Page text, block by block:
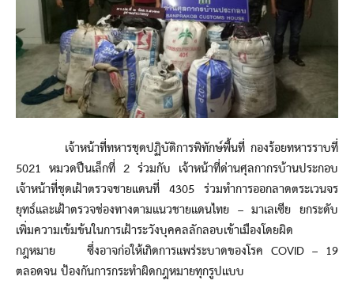
เจ้าหน้าที่ทหารชุดปฏิบัติการพิทักษ์พื้นที่ กองร้อยทหารราบที่
5021 หมวดปืนเล็กที่ 2 ร่วมกับ เจ้าหน้าที่ด่านศุลกากรบ้านประกอบ
เจ้าหน้าที่ชุดเฝ้าตรวจชายแดนที่ 4305 ร่วมทำการออกลาดตระเวนจร
ยุทธ์และเฝ้าตรวจช่องทางตามแนวชายแดนไทย – มาเลเซีย ยกระดับ
เพิ่มความเข้มข้นในการเฝ้าระวังบุคคลลักลอบเข้าเมืองโดยผิด
กฎหมาย ซึ่งอาจก่อให้เกิดการแพร่ระบาดของโรค COVID – 19
ตลอดจน ป้องกันการกระทำผิดกฎหมายทุกรูปแบบ